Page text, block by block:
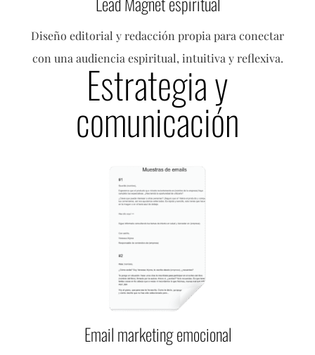
Diseño editorial y redacción propia para conectar
con una audiencia espiritual, intuitiva y reflexiva.
Estrategia y
comunicación
Email marketing emocional